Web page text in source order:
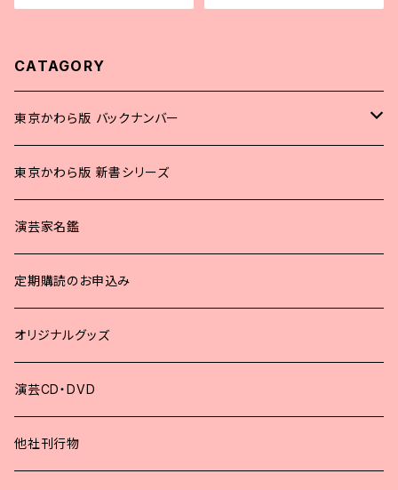
CATAGORY
東京かわら版 バックナンバー
2025年
2024年
2023年
2022年
2021年
2020年
東京かわら版 新書シリーズ
演芸家名鑑
定期購読のお申込み
オリジナルグッズ
演芸CD・DVD
他社刊行物